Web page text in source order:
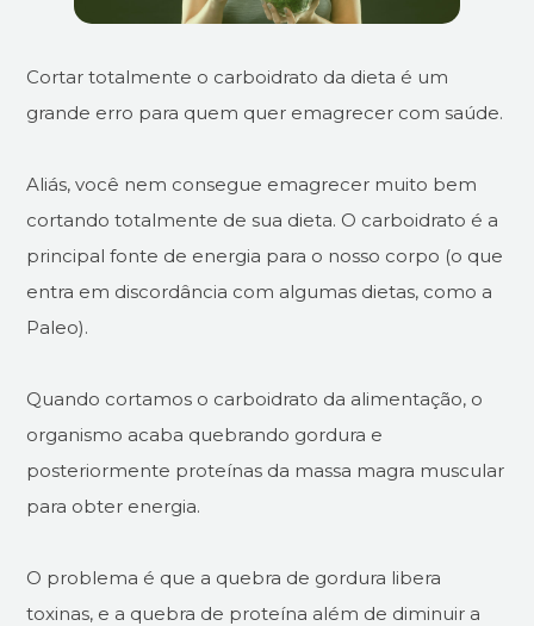
Cortar totalmente o carboidrato da dieta é um
grande erro para quem quer emagrecer com saúde.
Aliás, você nem consegue emagrecer muito bem
cortando totalmente de sua dieta. O carboidrato é a
principal fonte de energia para o nosso corpo (o que
entra em discordância com algumas dietas, como a
Paleo).
Quando cortamos o carboidrato da alimentação, o
organismo acaba quebrando gordura e
posteriormente proteínas da massa magra muscular
para obter energia.
O problema é que a quebra de gordura libera
toxinas, e a quebra de proteína além de diminuir a